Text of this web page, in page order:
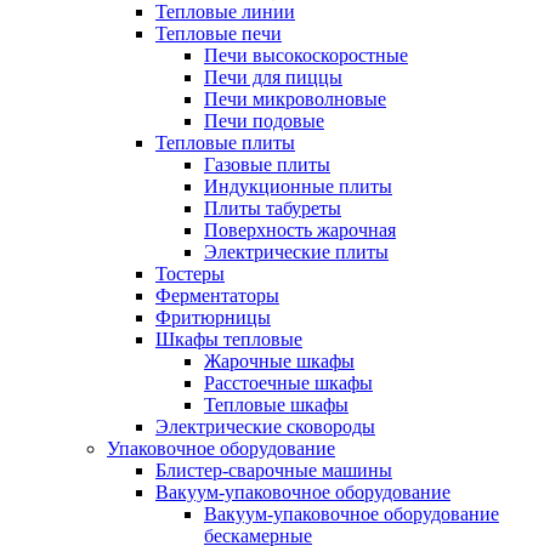
Тепловые линии
Тепловые печи
Печи высокоскоростные
Печи для пиццы
Печи микроволновые
Печи подовые
Тепловые плиты
Газовые плиты
Индукционные плиты
Плиты табуреты
Поверхность жарочная
Электрические плиты
Тостеры
Ферментаторы
Фритюрницы
Шкафы тепловые
Жарочные шкафы
Расстоечные шкафы
Тепловые шкафы
Электрические сковороды
Упаковочное оборудование
Блистер-сварочные машины
Вакуум-упаковочное оборудование
Вакуум-упаковочное оборудование
беcкамерные